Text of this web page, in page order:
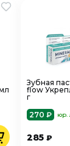
Зубная
flow
г
270 ₽
юр.
285₽